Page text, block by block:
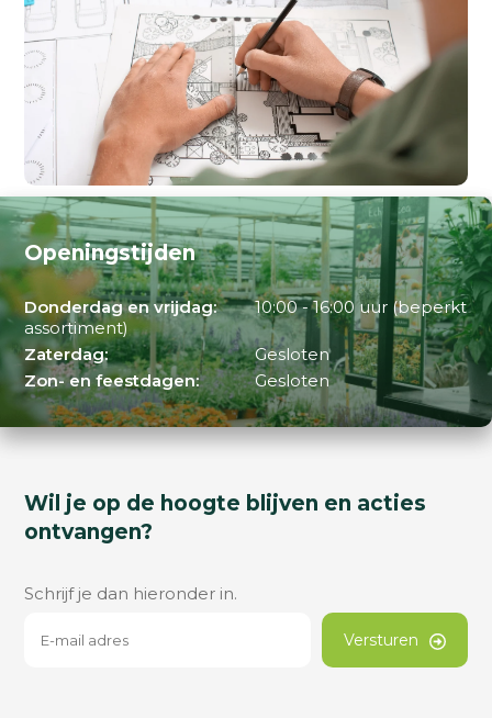
Openingstijden
Donderdag en vrijdag:
10:00 - 16:00 uur (beperkt
assortiment)
Zaterdag:
Gesloten
Zon- en feestdagen:
Gesloten
Wil je op de hoogte blijven en acties
ontvangen?
Schrijf je dan hieronder in.
Versturen